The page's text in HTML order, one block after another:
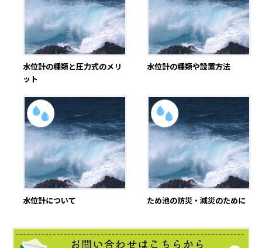
水位計の種類と圧力式のメリ
ット
水位計の種類や設置方法
水位計について ため池の防災・減災のために